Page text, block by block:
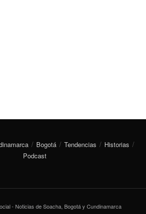
Bogotá Tendencias
Historias
Podcast
- Noticias de Soacha, Bogotá y Cundinamarca